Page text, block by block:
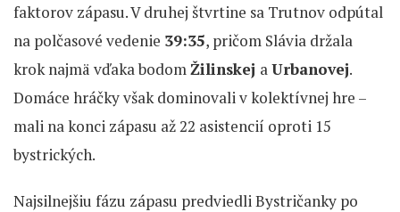
faktorov zápasu. V druhej štvrtine sa Trutnov odpútal
na polčasové vedenie 39:35, pričom Slávia držala
krok najmä vďaka bodomŽilinskej aUrbanovej.
Domáce hráčky však dominovali v kolektívnej hre –
mali na konci zápasu až 22 asistencií oproti 15
bystrických.
Najsilnejšiu fázu zápasu predviedli Bystričanky po